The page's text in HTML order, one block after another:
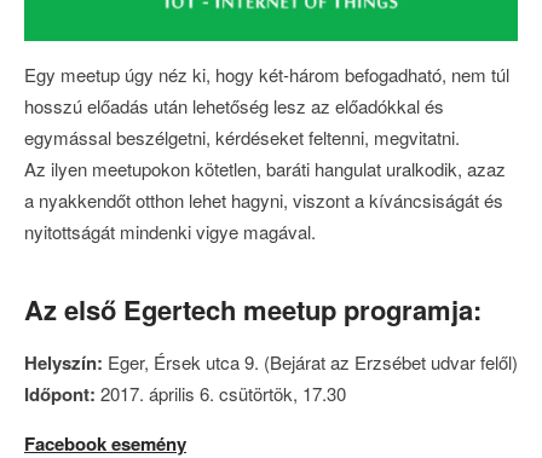
Egy meetup úgy néz ki, hogy két-három befogadható, nem túl
hosszú előadás után lehetőség lesz az előadókkal és
egymással beszélgetni, kérdéseket feltenni, megvitatni.
Az ilyen meetupokon kötetlen, baráti hangulat uralkodik, azaz
a nyakkendőt otthon lehet hagyni, viszont a kíváncsiságát és
nyitottságát mindenki vigye magával.
Az első Egertech meetup programja:
Helyszín: Eger, Érsek utca 9. (Bejárat az Erzsébet udvar felől)
Időpont: 2017. április 6. csütörtök, 17.30
Facebook esemény